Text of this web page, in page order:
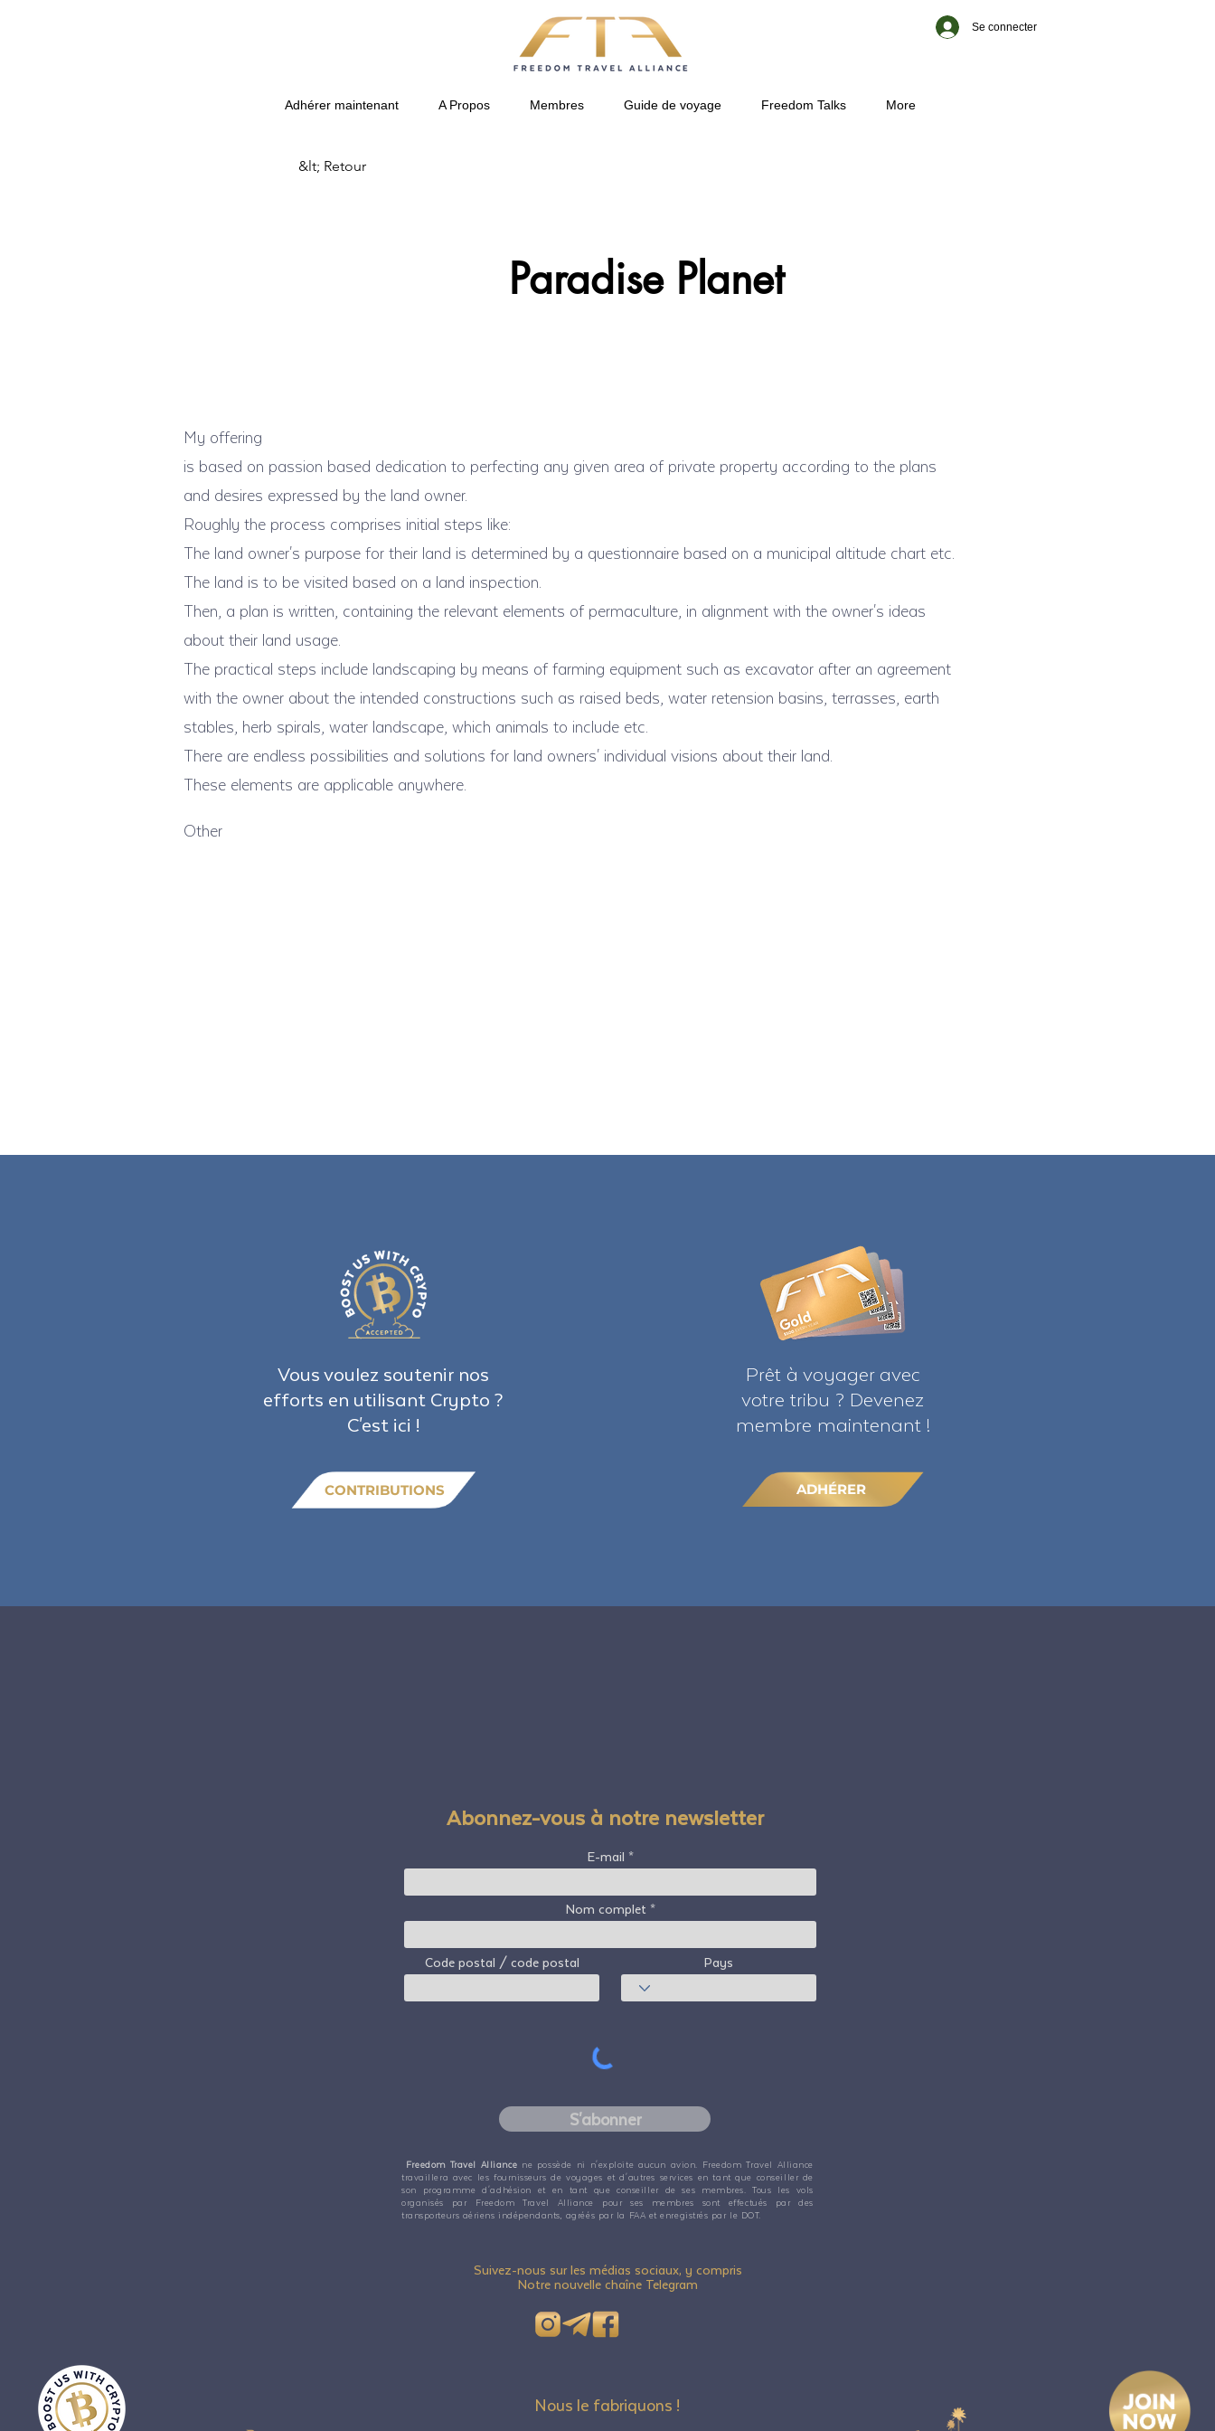
Se connecter
Adhérer maintenant A Propos Membres Guide de voyage Freedom Talks More
&lt; Retour
Paradise Planet
My offering
is based on passion based dedication to perfecting any given area of private property according to the plans
and desires expressed by the land owner.
Roughly the process comprises initial steps like:
The land owner's purpose for their land is determined by a questionnaire based on a municipal altitude chart etc.
The land is to be visited based on a land inspection.
Then, a plan is written, containing the relevant elements of permaculture, in alignment with the owner's ideas
about their land usage.
The practical steps include landscaping by means of farming equipment such as excavator after an agreement
with the owner about the intended constructions such as raised beds, water retension basins, terrasses, earth
stables, herb spirals, water landscape, which animals to include etc.
There are endless possibilities and solutions for land owners' individual visions about their land.
These elements are applicable anywhere.
Other
Vous voulez soutenir nos
efforts en utilisant Crypto ?
C'est ici !
CONTRIBUTIONS
Prêt à voyager avec
votre tribu ? Devenez
membre maintenant !
ADHÉRER
Abonnez-vous à notre newsletter
E-mail
Nom complet
Code postal / code postal Pays
S'abonner
Freedom Travel Alliance ne possède ni n'exploite aucun avion. Freedom Travel Alliance
travaillera avec les fournisseurs de voyages et d'autres services en tant que conseiller de
son programme d'adhésion et en tant que conseiller de ses membres. Tous les vols
organisés par Freedom Travel Alliance pour ses membres sont effectués par des
transporteurs aériens indépendants, agréés par la FAA et enregistrés par le DOT.
Suivez-nous sur les médias sociaux, y compris
Notre nouvelle chaîne Telegram
Nous le fabriquons !